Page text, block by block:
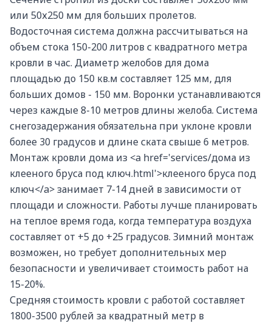
или 50х250 мм для больших пролетов.
Водосточная система должна рассчитываться на
объем стока 150-200 литров с квадратного метра
кровли в час. Диаметр желобов для дома
площадью до 150 кв.м составляет 125 мм, для
больших домов - 150 мм. Воронки устанавливаются
через каждые 8-10 метров длины желоба. Система
снегозадержания обязательна при уклоне кровли
более 30 градусов и длине ската свыше 6 метров.
Монтаж кровли дома из <a href='services/дома из
клееного бруса под ключ.html'>клееного бруса под
ключ</a> занимает 7-14 дней в зависимости от
площади и сложности. Работы лучше планировать
на теплое время года, когда температура воздуха
составляет от +5 до +25 градусов. Зимний монтаж
возможен, но требует дополнительных мер
безопасности и увеличивает стоимость работ на
15-20%.
Средняя стоимость кровли с работой составляет
1800-3500 рублей за квадратный метр в